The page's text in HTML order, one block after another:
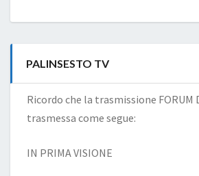
PALINSESTO TV
Ricordo che la trasmissione FORUM
trasmessa come segue:
IN PRIMA VISIONE